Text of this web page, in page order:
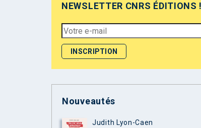
NEWSLETTER CNRS ÉDITIONS !
Nouveautés
Judith Lyon-Caen